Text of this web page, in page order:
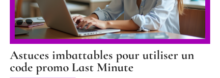
Astuces imbattables pour utiliser un
code promo Last Minute